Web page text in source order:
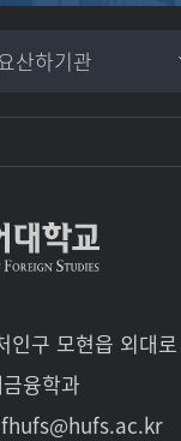
산하기관
인구 모현읍 외대
융학과